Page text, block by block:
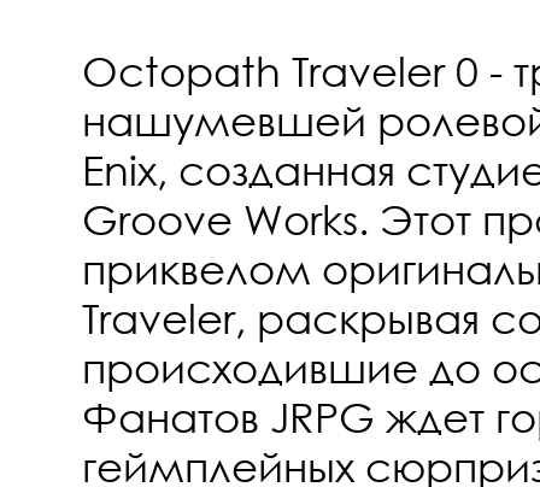
Octopath Traveler 0 -
нашумевшей
Enix, созданная
Groove Works. Этот
приквелом
Traveler, раскрывая
происходившие до
Фанатов JRPG ждет
геймплейных